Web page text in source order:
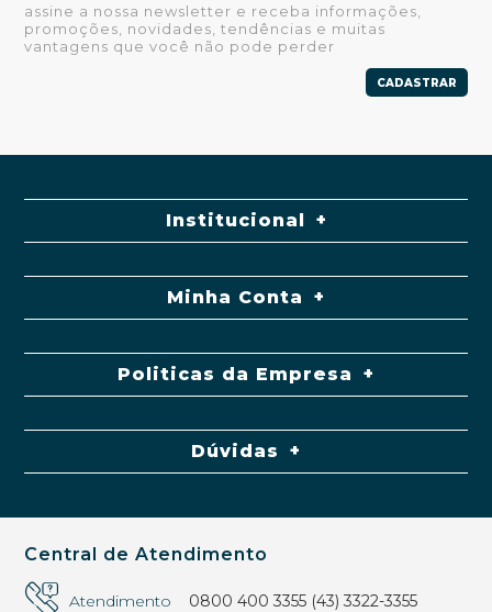
assine a nossa newsletter e receba informações,
promoções, novidades, tendências e muitas
vantagens que você não pode perder
CADASTRAR
Institucional
Minha Conta
Politicas da Empresa
Dúvidas
Central de Atendimento
Atendimento 0800 400 3355 (43) 3322-3355